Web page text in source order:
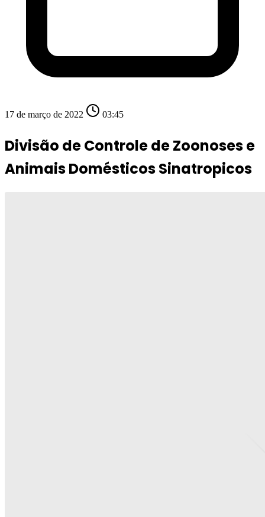
17 de março de 2022 03:45
Divisão de Controle de Zoonoses e
Animais Domésticos Sinatropicos